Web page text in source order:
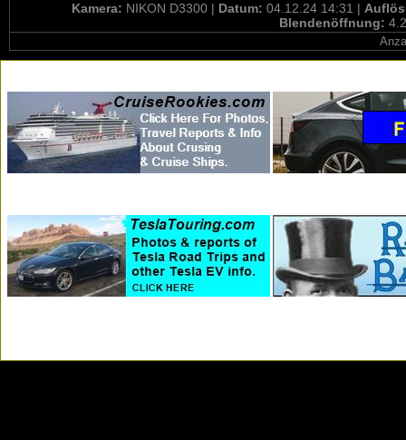
Kamera: NIKON D3300 | Datum: 04.12.24 14:31 |
Blendenöffnung: